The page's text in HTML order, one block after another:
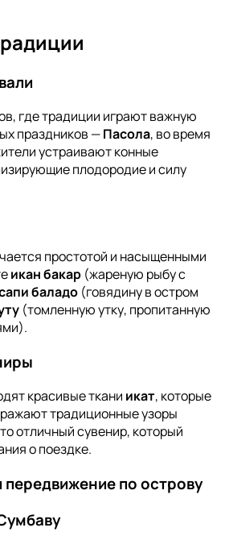
где традиции играют важную
праздников —Пасола, во время
устраивают конные
плодородие и силу
простотой и насыщенными
икан бакар (жареную рыбу с
баладо (говядину в остром
(томленную утку, пропитанную
красивые ткани икат, которые
традиционные узоры
отличный сувенир, который
о поездке.
передвижение по острову